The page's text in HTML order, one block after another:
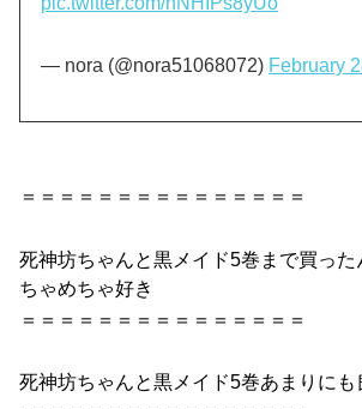
— nora (@nora51068072) February
＝＝＝＝＝＝＝＝＝＝＝＝＝＝＝
死神坊ちゃんと黒 メイド5巻 まで買っ
ちゃめちゃ好き
＝＝＝＝＝＝＝＝＝＝＝＝＝＝＝
死神坊ちゃんと黒 メイド5巻あまりにも